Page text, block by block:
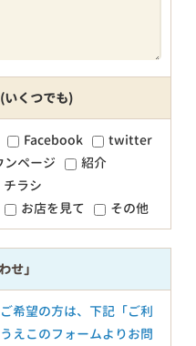
くつでも)
Facebook
twitter
ンページ
紹介
チラシ
お店を見て その他
せ」
希望の方は、下記「ご利
えこのフォームよりお問